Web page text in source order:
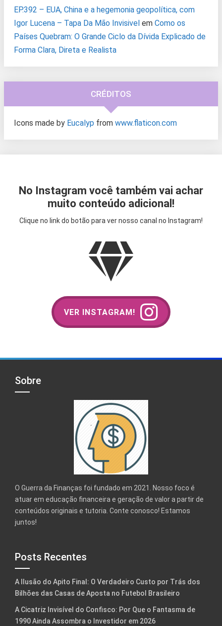
EP.392 – EUA, China e a hegemonia geopolítica, com
Igor Lucena – Tapa Da Mão Invisivel em Como os
Países Quebram: O Grande Ciclo da Dívida Explicado de
Forma Clara, Direta e Realista
CRÉDITOS
Icons made by Eucalyp from www.flaticon.com
No Instagram você também vai achar
muito conteúdo adicional!
Clique no link do botão para ver nosso canal no Instagram!
VER INSTAGRAM!
Sobre
O Guerra da Finanças foi fundado em 2021. Nosso foco é
atuar em educação financeira e geração de valor a partir de
conteúdos originais e tutoria. Conte conosco! Estamos
juntos!
Posts Recentes
A Ilusão do Apito Final: O Verdadeiro Custo por Trás dos
Bilhões das Casas de Aposta no Futebol Brasileiro
A Cicatriz Invisível do Confisco: Por Que o Fantasma de
1990 Ainda Assombra o Investidor em 2026